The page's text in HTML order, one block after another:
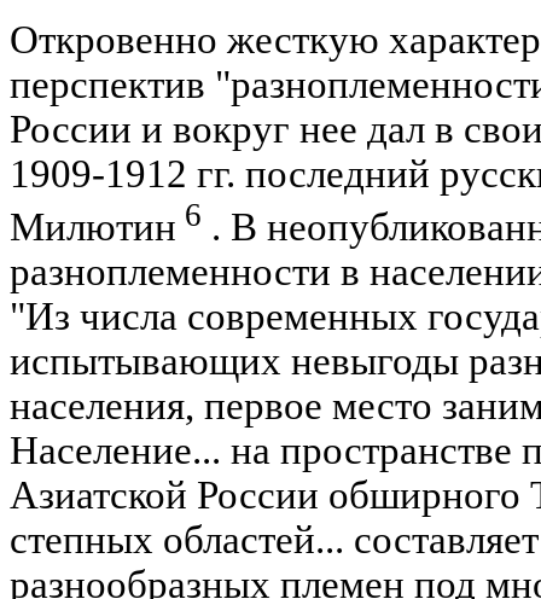
Откровенно жесткую
перспектив
России и вокруг нее дал в
1909-1912 гг. последний
Милютин 6 . В
разноплеменности в
"Из числа современных
испытывающих невыгоды
населения, первое место
Население... на пространстве
Азиатской России обширного
степных областей...
разнообразных племен под